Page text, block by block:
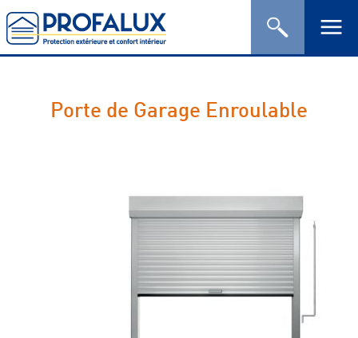
Porte de Garage Enroulable